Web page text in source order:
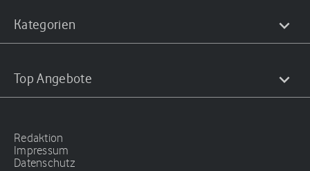
Kategorien
Top Angebote
Redaktion
Impressum
Datenschutz